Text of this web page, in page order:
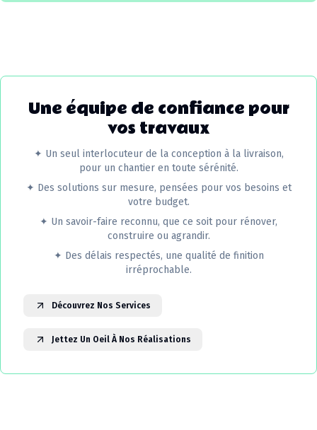
Une équipe de confiance pour
vos travaux
✦ Un seul interlocuteur de la conception à la livraison,
pour un chantier en toute sérénité.
✦ Des solutions sur mesure, pensées pour vos besoins et
votre budget.
✦ Un savoir-faire reconnu, que ce soit pour rénover,
construire ou agrandir.
✦ Des délais respectés, une qualité de finition
irréprochable.
Découvrez Nos Services
Jettez Un Oeil À Nos Réalisations